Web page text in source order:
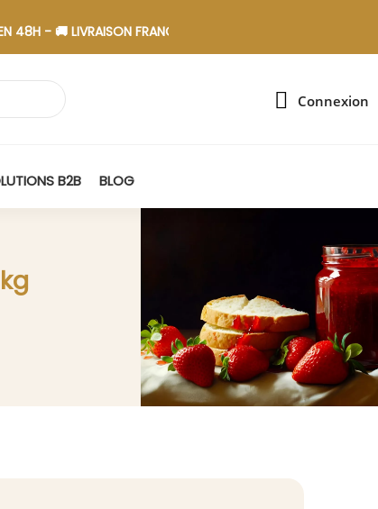
LIVRAISON FRANCE - 🎁 ASSEMBLAGE EN ESAT
Connexion
B2B BLOG